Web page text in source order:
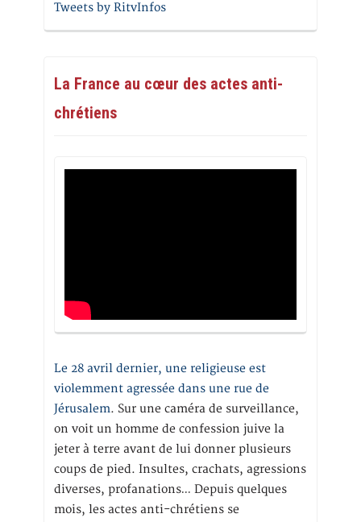
Tweets by RitvInfos
La France au cœur des actes anti-
chrétiens
Le 28 avril dernier, une religieuse est
violemment agressée dans une rue de
Jérusalem. Sur une caméra de surveillance,
on voit un homme de confession juive la
jeter à terre avant de lui donner plusieurs
coups de pied. Insultes, crachats, agressions
diverses, profanations… Depuis quelques
mois, les actes anti-chrétiens se